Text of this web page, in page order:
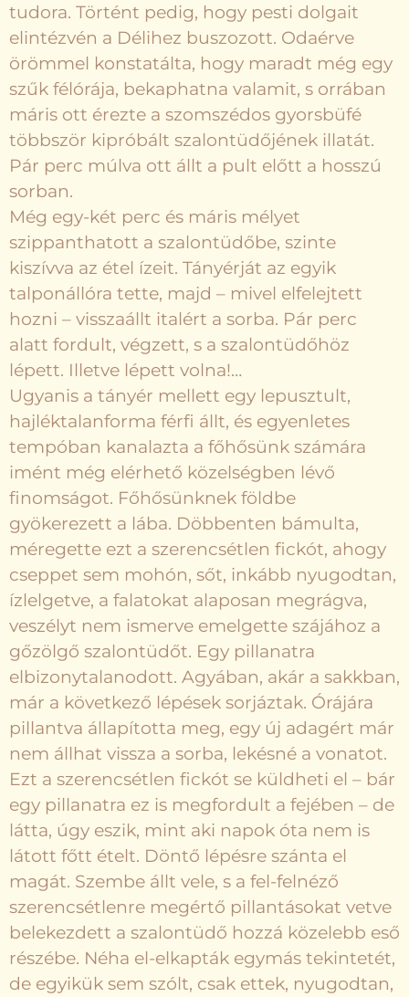
tudora. Történt pedig, hogy pesti dolgait
elintézvén a Délihez buszozott. Odaérve
örömmel konstatálta, hogy maradt még egy
szűk félórája, bekaphatna valamit, s orrában
máris ott érezte a szomszédos gyorsbüfé
többször kipróbált szalontüdőjének illatát.
Pár perc múlva ott állt a pult előtt a hosszú
sorban.
Még egy-két perc és máris mélyet
szippanthatott a szalontüdőbe, szinte
kiszívva az étel ízeit. Tányérját az egyik
talponállóra tette, majd – mivel elfelejtett
hozni – visszaállt italért a sorba. Pár perc
alatt fordult, végzett, s a szalontüdőhöz
lépett. Illetve lépett volna!…
Ugyanis a tányér mellett egy lepusztult,
hajléktalanforma férfi állt, és egyenletes
tempóban kanalazta a főhősünk számára
imént még elérhető közelségben lévő
finomságot. Főhősünknek földbe
gyökerezett a lába. Döbbenten bámulta,
méregette ezt a szerencsétlen fickót, ahogy
cseppet sem mohón, sőt, inkább nyugodtan,
ízlelgetve, a falatokat alaposan megrágva,
veszélyt nem ismerve emelgette szájához a
gőzölgő szalontüdőt. Egy pillanatra
elbizonytalanodott. Agyában, akár a sakkban,
már a következő lépések sorjáztak. Órájára
pillantva állapította meg, egy új adagért már
nem állhat vissza a sorba, lekésné a vonatot.
Ezt a szerencsétlen fickót se küldheti el – bár
egy pillanatra ez is megfordult a fejében – de
látta, úgy eszik, mint aki napok óta nem is
látott főtt ételt. Döntő lépésre szánta el
magát. Szembe állt vele, s a fel-felnéző
szerencsétlenre megértő pillantásokat vetve
belekezdett a szalontüdő hozzá közelebb eső
részébe. Néha el-elkapták egymás tekintetét,
de egyikük sem szólt, csak ettek, nyugodtan,